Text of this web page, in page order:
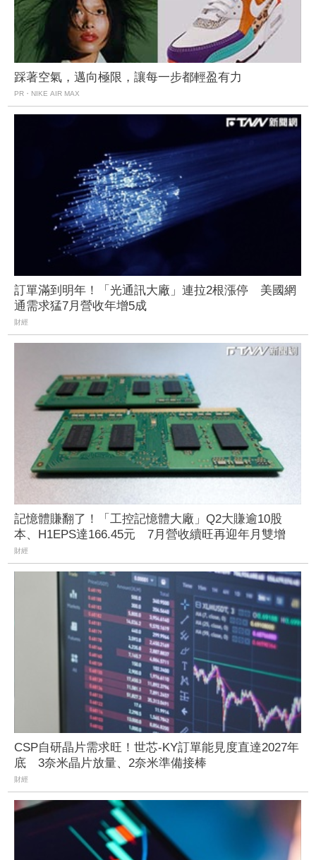
踩著空氣，邁向極限，讓每一步都輕盈有力
PR・NIKE AIR MAX
訂單滿到明年！「光通訊大廠」連拉2根漲停 美國網
通需求猛7月營收年增5成
財經
記憶體賺翻了！「工控記憶體大廠」Q2大賺逾10股
本、H1EPS達166.45元 7月營收續旺再迎年月雙增
財經
CSP自研晶片需求旺！世芯-KY訂單能見度直達2027年
底 3奈米晶片放量、2奈米準備接棒
財經